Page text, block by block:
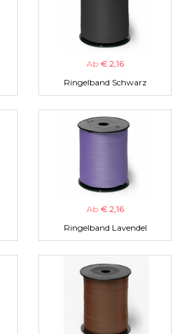
Ab € 2,16
Ringelband Schwarz
Ab € 2,16
Ringelband Lavendel